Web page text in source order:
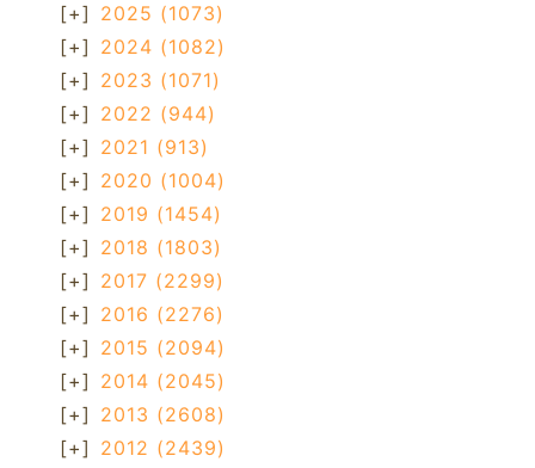
[+] 2025 (1073)
[+] 2024 (1082)
[+] 2023 (1071)
[+] 2022 (944)
[+] 2021 (913)
[+] 2020 (1004)
[+] 2019 (1454)
[+] 2018 (1803)
[+] 2017 (2299)
[+] 2016 (2276)
[+] 2015 (2094)
[+] 2014 (2045)
[+] 2013 (2608)
[+] 2012 (2439)